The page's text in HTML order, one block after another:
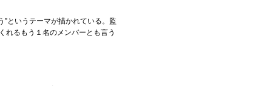
というテーマが描かれている。監
れるもう１名のメンバーとも言う